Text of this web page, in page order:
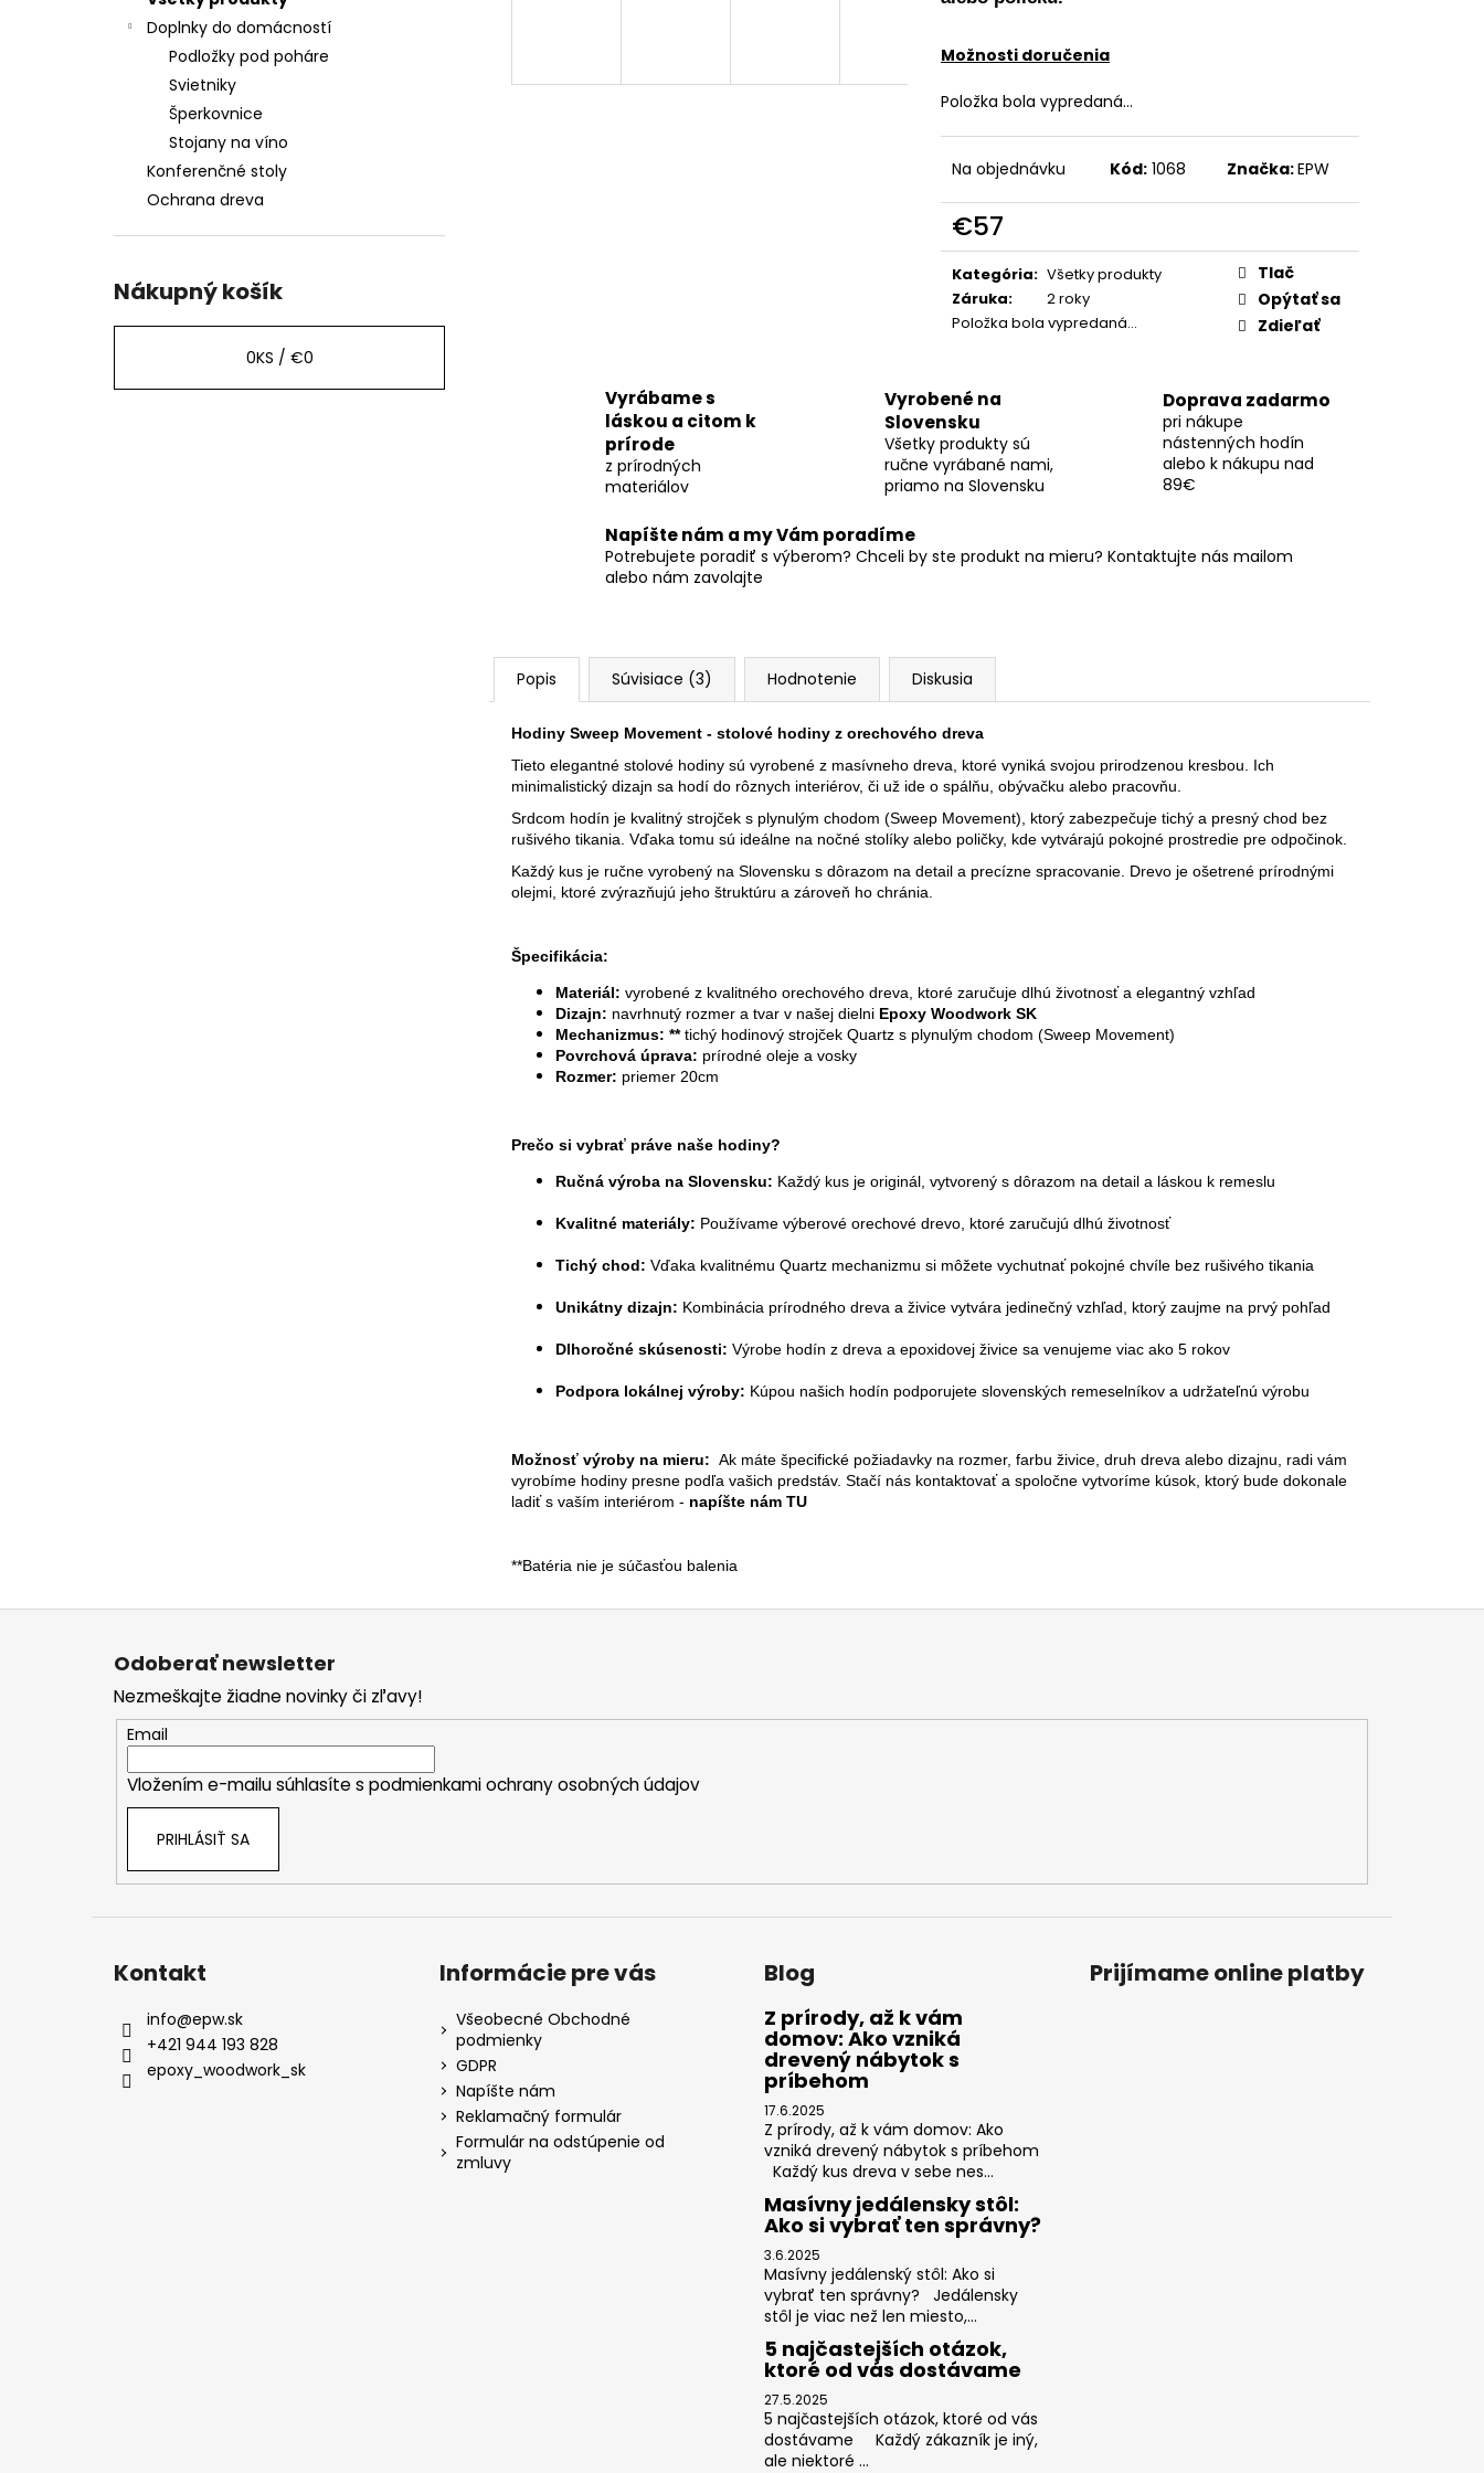
Doplnky do domácností
Podložky pod poháre
Svietniky
Šperkovnice
Stojany na víno
Konferenčné stoly
Ochrana dreva
Nákupný košík
0KS / €0
Možnosti doručenia
Položka bola vypredaná…
Na objednávku Kód: 1068 Značka:EPW
€57
Jednotková
cena:
Kategória: Všetky produkty
Záruka:
2 roky
Položka bola vypredaná…
Tlač
Opýtať sa
Zdieľať
Vyrábame s
láskou a citom k
prírode
z prírodných
materiálov
Vyrobené na
Slovensku
Všetky produkty sú
ručne vyrábané nami,
priamo na Slovensku
Doprava zadarmo
pri nákupe
nástenných hodín
alebo k nákupu nad
89€
Napíšte nám a my Vám poradíme
Potrebujete poradiť s výberom? Chceli by ste produkt na mieru? Kontaktujte nás mailom
alebo nám zavolajte
Popis Súvisiace (3) Hodnotenie Diskusia
Hodiny Sweep Movement - stolové hodiny z orechového dreva
Tieto elegantné stolové hodiny sú vyrobené z masívneho dreva, ktoré vyniká svojou prirodzenou kresbou. Ich
minimalistický dizajn sa hodí do rôznych interiérov, či už ide o spálňu, obývačku alebo pracovňu.
Srdcom hodín je kvalitný strojček s plynulým chodom (Sweep Movement), ktorý zabezpečuje tichý a presný chod bez
rušivého tikania. Vďaka tomu sú ideálne na nočné stolíky alebo poličky, kde vytvárajú pokojné prostredie pre odpočinok.
Každý kus je ručne vyrobený na Slovensku s dôrazom na detail a precízne spracovanie. Drevo je ošetrené prírodnými
olejmi, ktoré zvýrazňujú jeho štruktúru a zároveň ho chránia.
Špecifikácia:
Materiál: vyrobené z kvalitného orechového dreva, ktoré zaručuje dlhú životnosť a elegantný vzhľad
Dizajn: navrhnutý rozmer a tvar v našej dielni Epoxy Woodwork SK
Mechanizmus: **tichý hodinový strojček Quartz s plynulým chodom (Sweep Movement)
Povrchová úprava: prírodné oleje a vosky
Rozmer: priemer 20cm
Prečo si vybrať práve naše hodiny?
Ručná výroba na Slovensku: Každý kus je originál, vytvorený s dôrazom na detail a láskou k remeslu
Kvalitné materiály: Používame výberové orechové drevo, ktoré zaručujú dlhú životnosť
Tichý chod: Vďaka kvalitnému Quartz mechanizmu si môžete vychutnať pokojné chvíle bez rušivého tikania
Unikátny dizajn: Kombinácia prírodného dreva a živice vytvára jedinečný vzhľad, ktorý zaujme na prvý pohľad
Dlhoročné skúsenosti: Výrobe hodín z dreva a epoxidovej živice sa venujeme viac ako 5 rokov
Podpora lokálnej výroby: Kúpou našich hodín podporujete slovenských remeselníkov a udržateľnú výrobu
Možnosť výroby na mieru: Ak máte špecifické požiadavky na rozmer, farbu živice, druh dreva alebo dizajnu, radi vám
vyrobíme hodiny presne podľa vašich predstáv. Stačí nás kontaktovať a spoločne vytvoríme kúsok, ktorý bude dokonale
ladiť s vaším interiérom - napíšte nám TU
**Batéria nie je súčasťou balenia
€167
Z
Odoberať newsletter
Nezmeškajte žiadne novinky či zľavy!
Email
Vložením e-mailu súhlasíte s podmienkami ochrany osobných údajov
PRIHLÁSIŤ SA
Kontakt
info@epw.sk
+421 944 193 828
epoxy_woodwork_sk
Informácie pre vás
Všeobecné Obchodné
podmienky
GDPR
Napíšte nám
Reklamačný formulár
Formulár na odstúpenie od
zmluvy
Blog
Z prírody, až k vám
domov: Ako vzniká
drevený nábytok s
príbehom
17.6.2025
Z prírody, až k vám domov: Ako
vzniká drevený nábytok s príbehom
Každý kus dreva v sebe nes...
Masívny jedálensky stôl:
Ako si vybrať ten správny?
3.6.2025
Masívny jedálenský stôl: Ako si
vybrať ten správny? Jedálensky
stôl je viac než len miesto,...
5 najčastejších otázok,
ktoré od vás dostávame
27.5.2025
5 najčastejších otázok, ktoré od vás
dostávame Každý zákazník je iný,
ale niektoré ...
Prijímame online platby